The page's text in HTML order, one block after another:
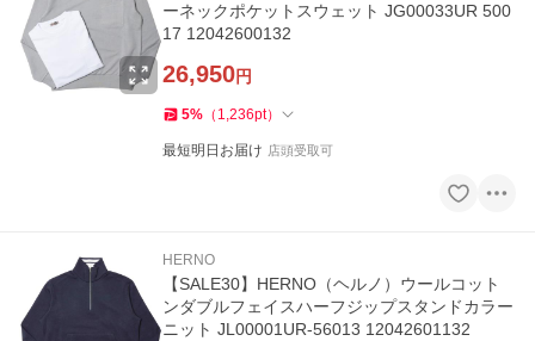
ーネックポケットスウェット JG00033UR 500
17 12042600132
26,950円
5% （ 1,236pt）
最短明日お届け 店頭受取可
HERNO
【SALE30】HERNO（ヘルノ）ウールコット
ンダブルフェイスハーフジップスタンドカラー
ニット JL00001UR-56013 12042601132